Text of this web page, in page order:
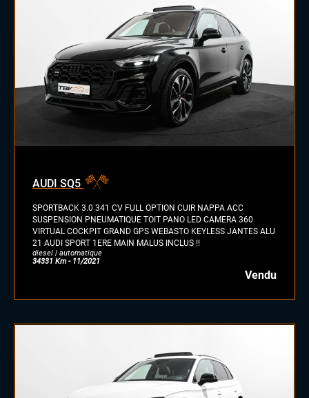
AUDI SQ5
SPORTBACK 3.0 341 CV FULL OPTION CUIR NAPPA ACC
SUSPENSION PNEUMATIQUE TOIT PANO LED CAMERA 360
VIRTUAL COCKPIT GRAND GPS WEBASTO KEYLESS JANTES ALU
21 AUDI SPORT 1ERE MAIN MALUS INCLUS !!
diesel | automatique
34331 Km - 11/2021
Vendu